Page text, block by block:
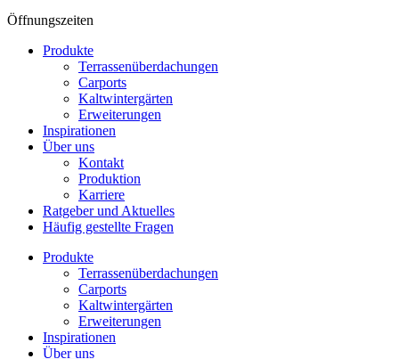
Öffnungszeiten
Produkte
Terrassenüberdachungen
Carports
Kaltwintergärten
Erweiterungen
Inspirationen
Über uns
Kontakt
Produktion
Karriere
Ratgeber und Aktuelles
Häufig gestellte Fragen
Produkte
Terrassenüberdachungen
Carports
Kaltwintergärten
Erweiterungen
Inspirationen
Über uns